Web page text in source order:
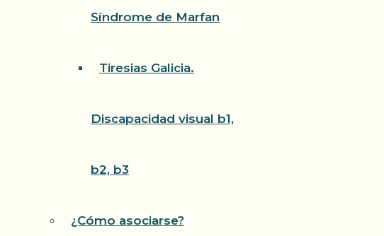
Síndrome de Marfan
Tiresias Galicia.
Discapacidad visual b1,
b2, b3
¿Cómo asociarse?